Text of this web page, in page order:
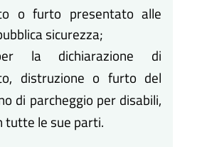
o furto presentato alle
sicurezza;
la dichiarazione di
distruzione o furto del
di parcheggio per disabili,
tutte le sue parti.